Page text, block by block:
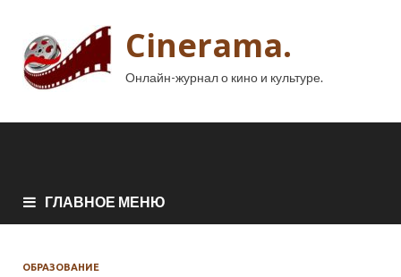
Cinerama.
Онлайн-журнал о кино и культуре.
ГЛАВНОЕ МЕНЮ
ОБРАЗОВАНИЕ